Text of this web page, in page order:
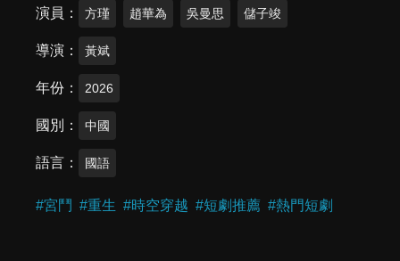
演員 方瑾 趙華為 吳曼思 儲子竣
導演 黃斌
年份 2026
國別 中國
語言 國語
#宮鬥 #重生 #時空穿越 #短劇推薦 #熱門短劇